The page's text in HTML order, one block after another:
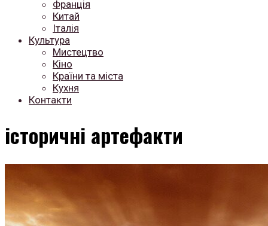
Франція
Китай
Італія
Культура
Мистецтво
Кіно
Країни та міста
Кухня
Контакти
історичні артефакти